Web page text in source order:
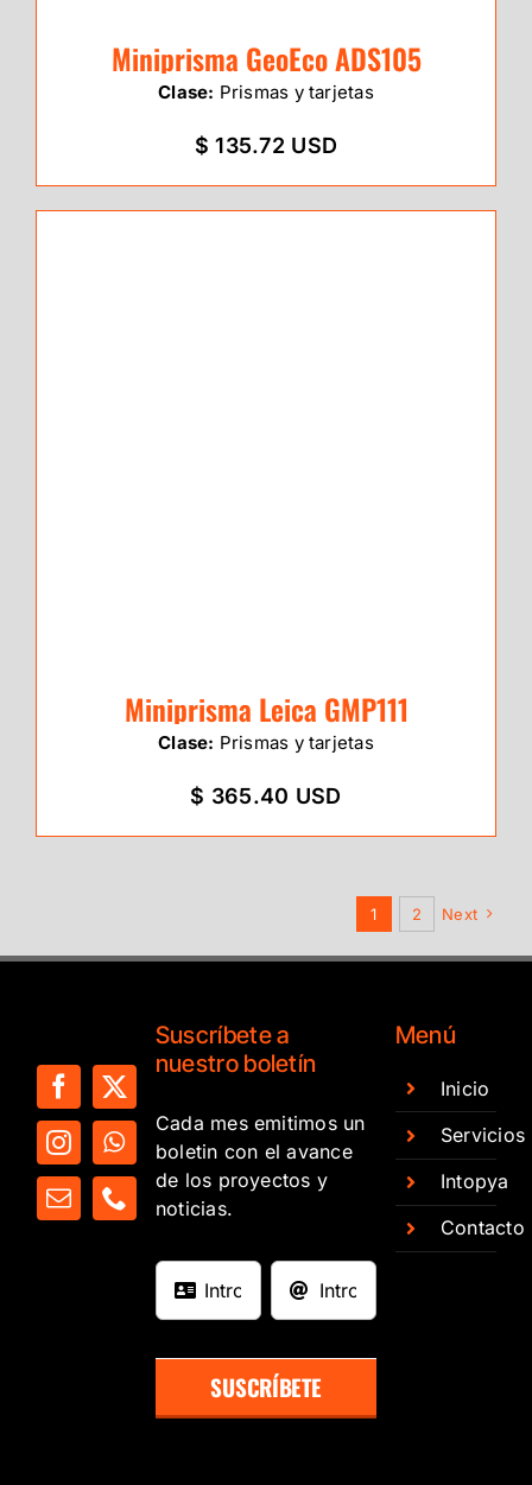
Miniprisma GeoEco ADS105
Clase: Prismas y tarjetas
$ 135.72 USD
Miniprisma Leica GMP111
Clase: Prismas y tarjetas
$ 365.40 USD
1 2 Next
Suscríbete a
nuestro boletín
Cada mes emitimos un
boletin con el avance
de los proyectos y
noticias.
SUSCRÍBETE
Menú
Inicio
Servicios
Intopya
Contacto